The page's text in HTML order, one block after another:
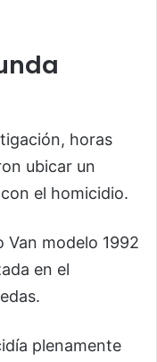
horas
ubicar un
el homicidio.
Van modelo 1992
en el
plenamente